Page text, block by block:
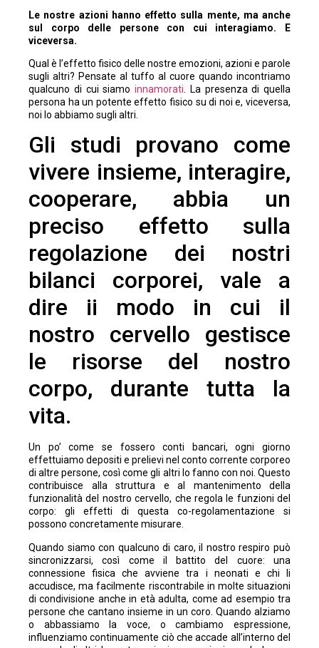
Le nostre azioni hanno effetto sulla mente, ma anche
sul corpo delle persone con cui interagiamo. E
viceversa.
Qual è l’effetto fisico delle nostre emozioni, azioni e parole
sugli altri? Pensate al tuffo al cuore quando incontriamo
qualcuno di cui siamo innamorati . La presenza di quella
persona ha un potente effetto fisico su di noi e, viceversa,
noi lo abbiamo sugli altri.
Gli studi provano come
vivere insieme, interagire,
cooperare, abbia un
preciso effetto sulla
regolazione dei nostri
bilanci corporei, vale a
dire ii modo in cui il
nostro cervello gestisce
le risorse del nostro
corpo, durante tutta la
vita.
Un po’ come se fossero conti bancari, ogni giorno
effettuiamo depositi e prelievi nel conto corrente corporeo
di altre persone, così come gli altri lo fanno con noi. Questo
contribuisce alla struttura e al mantenimento della
funzionalità del nostro cervello, che regola le funzioni del
corpo: gli effetti di questa co-regolamentazione si
possono concretamente misurare.
Quando siamo con qualcuno di caro, il nostro respiro può
sincronizzarsi, così come il battito del cuore: una
connessione fisica che avviene tra i neonati e chi li
accudisce, ma facilmente riscontrabile in molte situazioni
di condivisione anche in età adulta, come ad esempio tra
persone che cantano insieme in un coro. Quando alziamo
o abbassiamo la voce, o cambiamo espressione,
influenziamo continuamente ciò che accade all’interno del